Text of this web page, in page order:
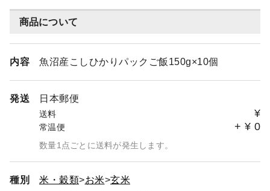
商品について
内容 魚沼産こしひかりパックご飯150g×10個
発送 日本郵便
送料 ¥
常温便 + ¥ 0
数量1点ごとに送料が発生します。
種別 米・穀類 お米 玄米